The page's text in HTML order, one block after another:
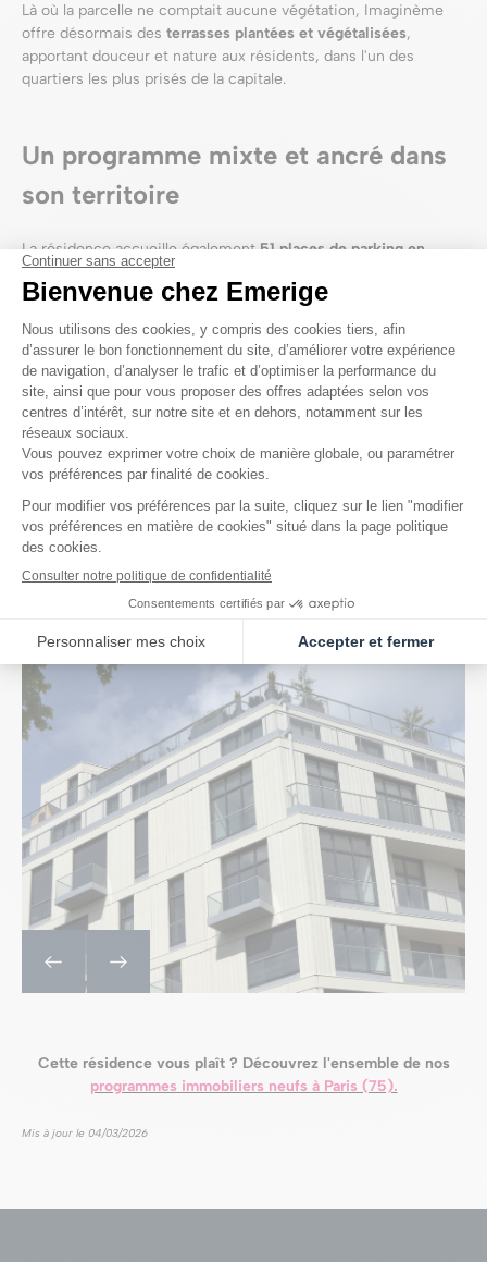
Là où la parcelle ne comptait aucune végétation, Imaginème
offre désormais des terrasses plantées et végétalisées,
apportant douceur et nature aux résidents, dans l'un des
quartiers les plus prisés de la capitale.
Un programme mixte et ancré dans
son territoire
La résidence accueille également 51 places de parking en
sous-solet descommerces en pied d'immeuble
la vitalité du quartier et à la mixité sociale chère à Emerige.
Une signature Emerige, gage
d'excellence
Avec Imaginème, Emerige réaffirme son engagement pour une
architecture de qualité, respectueuse de son environnement et
tournée vers l'humain.
Résidence livrée en septembre 2014
Cette résidence vous plaît ? Découvrez l'ensemble de nos
programmes immobiliers neufs à Paris (75).
Mis à jour le 04/03/2026